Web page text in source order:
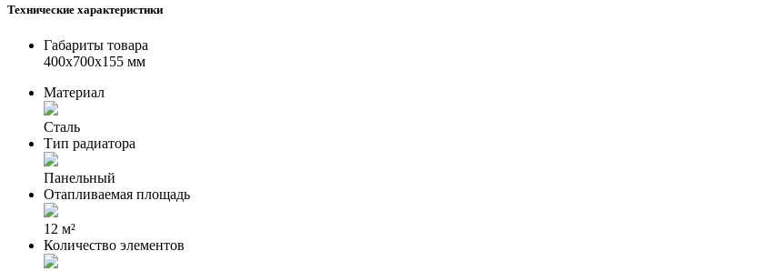
Технические характеристики
Габариты товара
400x700x155 мм
Материал
Сталь
Тип радиатора
Панельный
Отапливаемая площадь
12 м²
Количество элементов